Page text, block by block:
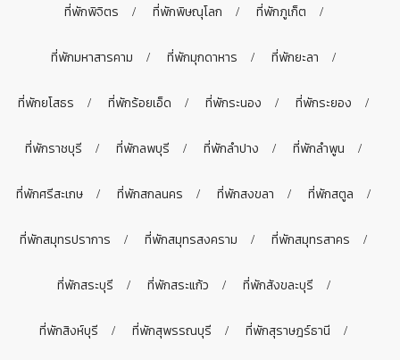
ที่พักพิจิตร ที่พักพิษณุโลก ที่พักภูเก็ต
ที่พักมหาสารคาม ที่พักมุกดาหาร ที่พักยะลา
ที่พักยโสธร ที่พักร้อยเอ็ด ที่พักระนอง ที่พักระยอง
ที่พักราชบุรี ที่พักลพบุรี ที่พักลำปาง ที่พักลำพูน
ที่พักศรีสะเกษ ที่พักสกลนคร ที่พักสงขลา ที่พักสตูล
ที่พักสมุทรปราการ ที่พักสมุทรสงคราม ที่พักสมุทรสาคร
ที่พักสระบุรี ที่พักสระแก้ว ที่พักสังขละบุรี
ที่พักสิงห์บุรี ที่พักสุพรรณบุรี ที่พักสุราษฎร์ธานี